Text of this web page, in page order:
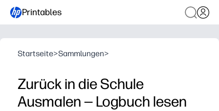
Printables
Startseite>Sammlungen>
Zurück in die Schule
Ausmalen — Logbuch lesen